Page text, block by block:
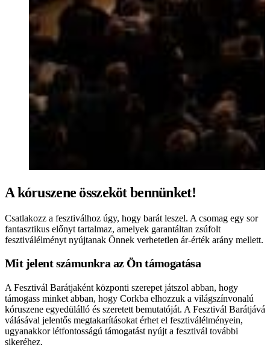
A kóruszene összeköt bennünket!
Csatlakozz a fesztiválhoz úgy, hogy barát leszel. A csomag egy sor
fantasztikus előnyt tartalmaz, amelyek garantáltan zsúfolt
fesztiválélményt nyújtanak Önnek verhetetlen ár-érték arány mellett.
Mit jelent számunkra az Ön támogatása
A Fesztivál Barátjaként központi szerepet játszol abban, hogy
támogass minket abban, hogy Corkba elhozzuk a világszínvonalú
kóruszene egyedülálló és szeretett bemutatóját. A Fesztivál Barátjává
válásával jelentős megtakarításokat érhet el fesztiválélményein,
ugyanakkor létfontosságú támogatást nyújt a fesztivál további
sikeréhez.